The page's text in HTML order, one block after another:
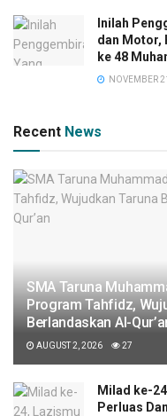
Inilah
dan Motor,
ke 48
NOVEMBER
Recent News
SMA Taruna
Program Tahfidz,
Berlandaskan Al-
AUGUST 2, 2026 27
Milad ke-
Perluas